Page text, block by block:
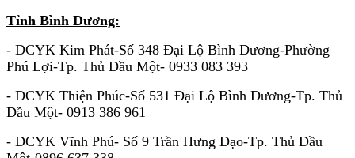
Tỉnh Bình Dương:
- DCYK Kim Phát-Số 348 Đại Lộ Bình Dương-Phường
Phú Lợi-Tp. Thủ Dầu Một- 0933 083 393
- DCYK Thiện Phúc-Số 531 Đại Lộ Bình Dương-Tp. Thủ
Dầu Một- 0913 386 961
- DCYK Vĩnh Phú- Số 9 Trần Hưng Đạo-Tp. Thủ Dầu